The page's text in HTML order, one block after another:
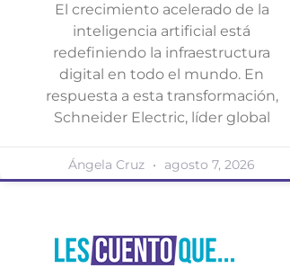
El crecimiento acelerado de la
inteligencia artificial está
redefiniendo la infraestructura
digital en todo el mundo. En
respuesta a esta transformación,
Schneider Electric, líder global
Ángela Cruz agosto 7, 2026